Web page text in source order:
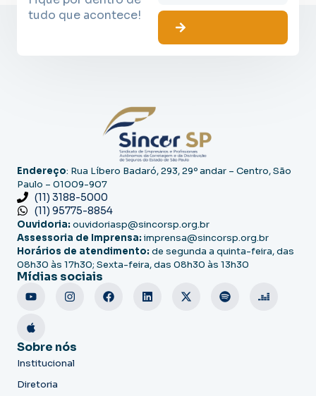
tudo que acontece!
Endereço: Rua Líbero Badaró, 293, 29º andar – Centro, São
Paulo – 01009-907
(11) 3188-5000
(11) 95775-8854
Ouvidoria: ouvidoriasp@sincorsp.org.br
Assessoria de Imprensa: imprensa@sincorsp.org.br
Horários de atendimento: de segunda a quinta-feira, das
08h30 às 17h30; Sexta-feira, das 08h30 às 13h30
Mídias sociais
Sobre nós
Institucional
Diretoria